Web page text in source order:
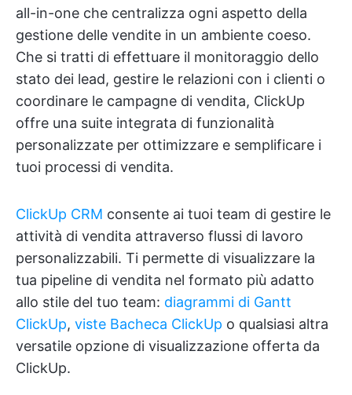
all-in-one che centralizza ogni aspetto della
gestione delle vendite in un ambiente coeso.
Che si tratti di effettuare il monitoraggio dello
stato dei lead, gestire le relazioni con i clienti o
coordinare le campagne di vendita, ClickUp
offre una suite integrata di funzionalità
personalizzate per ottimizzare e semplificare i
tuoi processi di vendita.
ClickUp CRM consente ai tuoi team di gestire le
attività di vendita attraverso flussi di lavoro
personalizzabili. Ti permette di visualizzare la
tua pipeline di vendita nel formato più adatto
allo stile del tuo team: diagrammi di Gantt
ClickUp, viste Bacheca ClickUp o qualsiasi altra
versatile opzione di visualizzazione offerta da
ClickUp.